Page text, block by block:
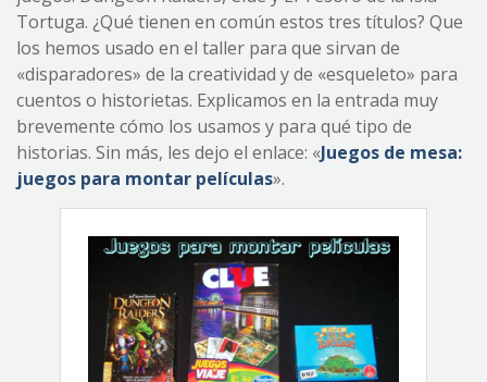
Tortuga. ¿Qué tienen en común estos tres títulos? Que
los hemos usado en el taller para que sirvan de
«disparadores» de la creatividad y de «esqueleto» para
cuentos o historietas. Explicamos en la entrada muy
brevemente cómo los usamos y para qué tipo de
historias. Sin más, les dejo el enlace: «Juegos de mesa:
juegos para montar películas».